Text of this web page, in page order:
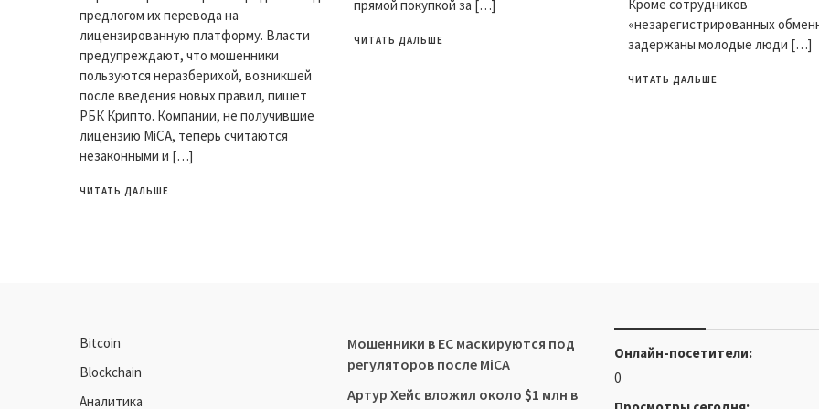
предлогом их перевода на
лицензированную платформу. Власти
предупреждают, что мошенники
пользуются неразберихой, возникшей
после введения новых правил, пишет
РБК Крипто. Компании, не получившие
лицензию MiCA, теперь считаются
незаконными и […]
ЧИТАТЬ ДАЛЬШЕ
прямой покупкой за […]
ЧИТАТЬ ДАЛЬШЕ
Кроме сотрудников
«незарегистрированных
задержаны молодые люди […]
ЧИТАТЬ ДАЛЬШЕ
Bitcoin
Blockchain
Аналитика
Мошенники в ЕС маскируются под
регуляторов после MiCA
Артур Хейс вложил около $1 млн в
Онлайн-посетители:
0